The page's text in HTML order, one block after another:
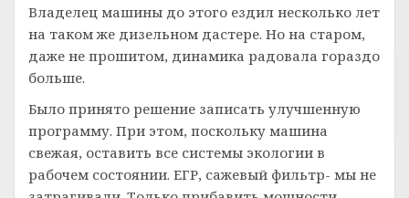
Владелец машины до этого ездил несколько лет
на таком же дизельном дастере. Но на старом,
даже не прошитом, динамика радовала гораздо
больше.
Было принято решение записать улучшенную
программу. При этом, поскольку машина
свежая, оставить все системы экологии в
рабочем состоянии. ЕГР, сажевый фильтр- мы не